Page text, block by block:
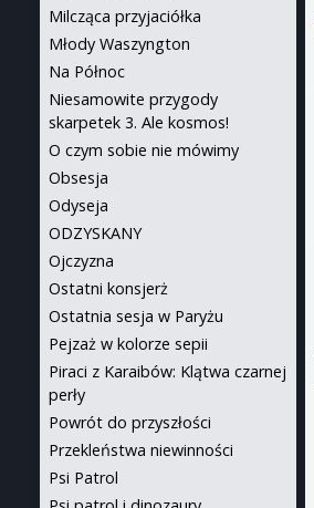
Milcząca przyjaciółka
Młody Waszyngton
Na Północ
Niesamowite przygody
skarpetek 3. Ale kosmos!
O czym sobie nie mówimy
Obsesja
Odyseja
ODZYSKANY
Ojczyzna
Ostatni konsjerż
Ostatnia sesja w Paryżu
Pejzaż w kolorze sepii
Piraci z Karaibów: Klątwa czarnej
perły
Powrót do przyszłości
Przekleństwa niewinności
Psi Patrol